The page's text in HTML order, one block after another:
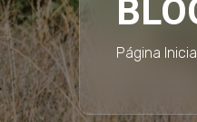
Página Inicial